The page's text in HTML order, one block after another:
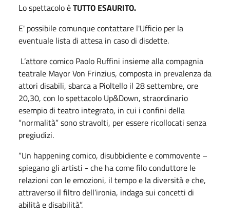
Lo spettacolo èTUTTO ESAURITO.
E' possibile comunque contattare l'Ufficio per la
eventuale lista di attesa in caso di disdette.
L’attore comico Paolo Ruffini insieme alla compagnia
teatrale Mayor Von Frinzius, composta in prevalenza da
attori disabili, sbarca a Pioltello il 28 settembre, ore
20,30, con lo spettacolo Up&Down, straordinario
esempio di teatro integrato, in cui i confini della
“normalità” sono stravolti, per essere ricollocati senza
pregiudizi.
“Un happening comico, disubbidiente e commovente –
spiegano gli artisti - che ha come filo conduttore le
relazioni con le emozioni, il tempo e la diversità e che,
attraverso il filtro dell’ironia, indaga sui concetti di
abilità e disabilità”.